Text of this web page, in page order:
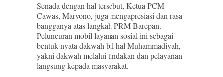
Senada dengan hal tersebut, Ketua PCM
Cawas, Maryono, juga mengapresiasi dan rasa
bangganya atas langkah PRM Barepan.
Peluncuran mobil layanan sosial ini sebagai
bentuk nyata dakwah bil hal Muhammadiyah,
yakni dakwah melalui tindakan dan pelayanan
langsung kepada masyarakat.